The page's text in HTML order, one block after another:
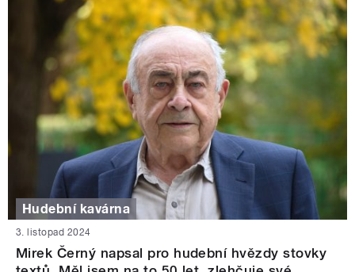
Hudební kavárna
3. listopad 2024
Mirek Černý napsal pro hudební hvězdy stovky